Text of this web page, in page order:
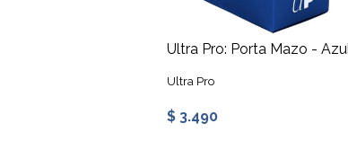
Ultra Pro: Porta Mazo -
Ultra Pro
$ 3.490